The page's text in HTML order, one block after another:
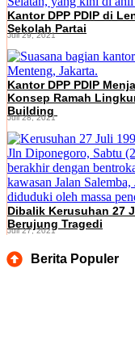
Kantor DPP PDIP di
Sekolah Partai
Juli 29, 2021
Kantor DPP PDIP
Konsep Ramah
Building
Juli 28, 2021
Dibalik Kerusuhan 27
Berujung Tragedi
Juli 27, 2021
Berita Populer